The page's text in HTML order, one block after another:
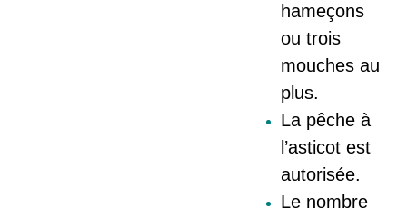
hameçons
ou trois
mouches au
plus.
La pêche à
l’asticot est
autorisée.
Le nombre